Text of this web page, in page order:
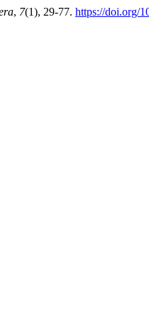
, 7(1), 29-77. https://doi.org/